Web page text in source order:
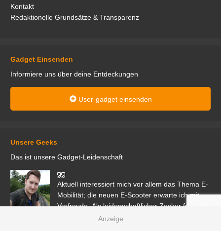
Kontakt
Redaktionelle Grundsätze & Transparenz
Gadget Einsenden
Informiere uns über deine Entdeckungen
User-gadget einsenden
Unsere Geeks
Das ist unsere Gadget-Leidenschaft
Aktuell interessiert mich vor allem das Thema E-
Mobilität; die neuen E-Scooter erwarte ich mit
Vorfreude. Als leidenschaftlicher Zocker freue ich
mich auch über alle Gadgets mit Gaming-Bezug.